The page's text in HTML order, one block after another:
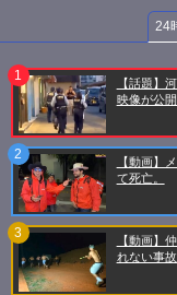
24
【話題】
映像が公開
【動画】
て死亡。
【動画】
れない事故